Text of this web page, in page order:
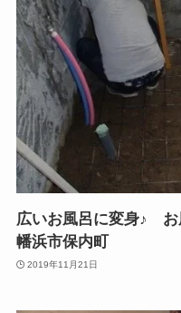
広いお風呂に変身♪
幡浜市保内町
2019年11月21日